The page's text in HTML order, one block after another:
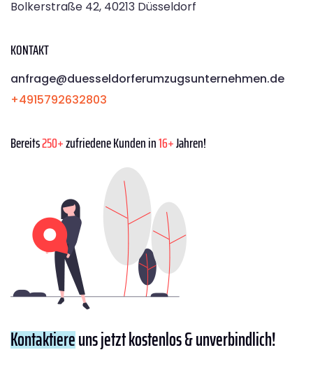
Bolkerstraße 42, 40213 Düsseldorf
KONTAKT
anfrage@duesseldorferumzugsunternehmen.de
+4915792632803
Bereits250+zufriedene Kunden in16+Jahren!
Kontaktiereuns jetzt kostenlos & unverbindlich!